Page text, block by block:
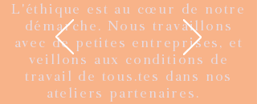
L'éthique est au cœur de notre
démarche. Nous travaillons
avec de petites entreprises, et
veillons aux conditions de
travail de tous.tes dans nos
ateliers partenaires.